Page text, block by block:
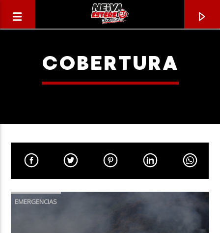
TÍTULO
COBERTURA
EMERGENCIAS